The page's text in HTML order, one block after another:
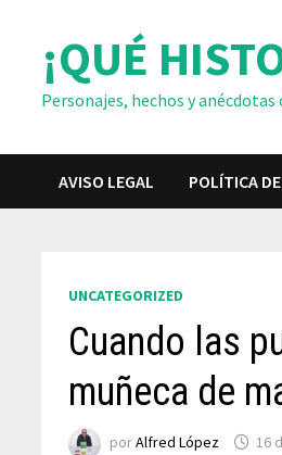
contenido¡QUÉ
Personajes, hechos y
AVISO LEGAL POLÍTICA
UNCATEGORIZED
Cuando las
muñeca de
porAlfred López 16